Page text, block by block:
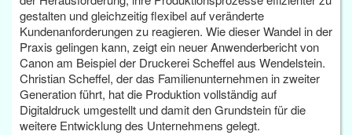
gestalten und gleichzeitig flexibel auf veränderte
Kundenanforderungen zu reagieren. Wie dieser Wandel in der
Praxis gelingen kann, zeigt ein neuer Anwenderbericht von
Canon am Beispiel der Druckerei Scheffel aus Wendelstein.
Christian Scheffel, der das Familienunternehmen in zweiter
Generation führt, hat die Produktion vollständig auf
Digitaldruck umgestellt und damit den Grundstein für die
weitere Entwicklung des Unternehmens gelegt.